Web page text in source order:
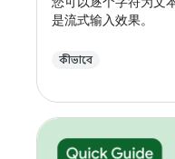
是流式输入效果。
কীভাবে